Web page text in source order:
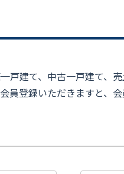
戸建て、中古一戸建て、
員登録いただきますと、